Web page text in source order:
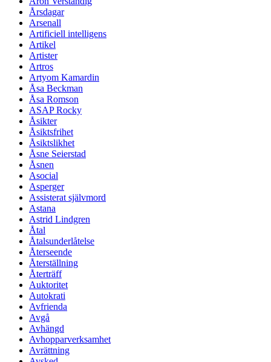
Årsdagar
Arsenall
Artificiell intelligens
Artikel
Artister
Artros
Artyom Kamardin
Åsa Beckman
Åsa Romson
ASAP Rocky
Åsikter
Åsiktsfrihet
Åsiktslikhet
Åsne Seierstad
Åsnen
Asocial
Asperger
Assisterat självmord
Astana
Astrid Lindgren
Åtal
Åtalsunderlåtelse
Återseende
Återställning
Återträff
Auktoritet
Autokrati
Avfrienda
Avgå
Avhängd
Avhopparverksamhet
Avrättning